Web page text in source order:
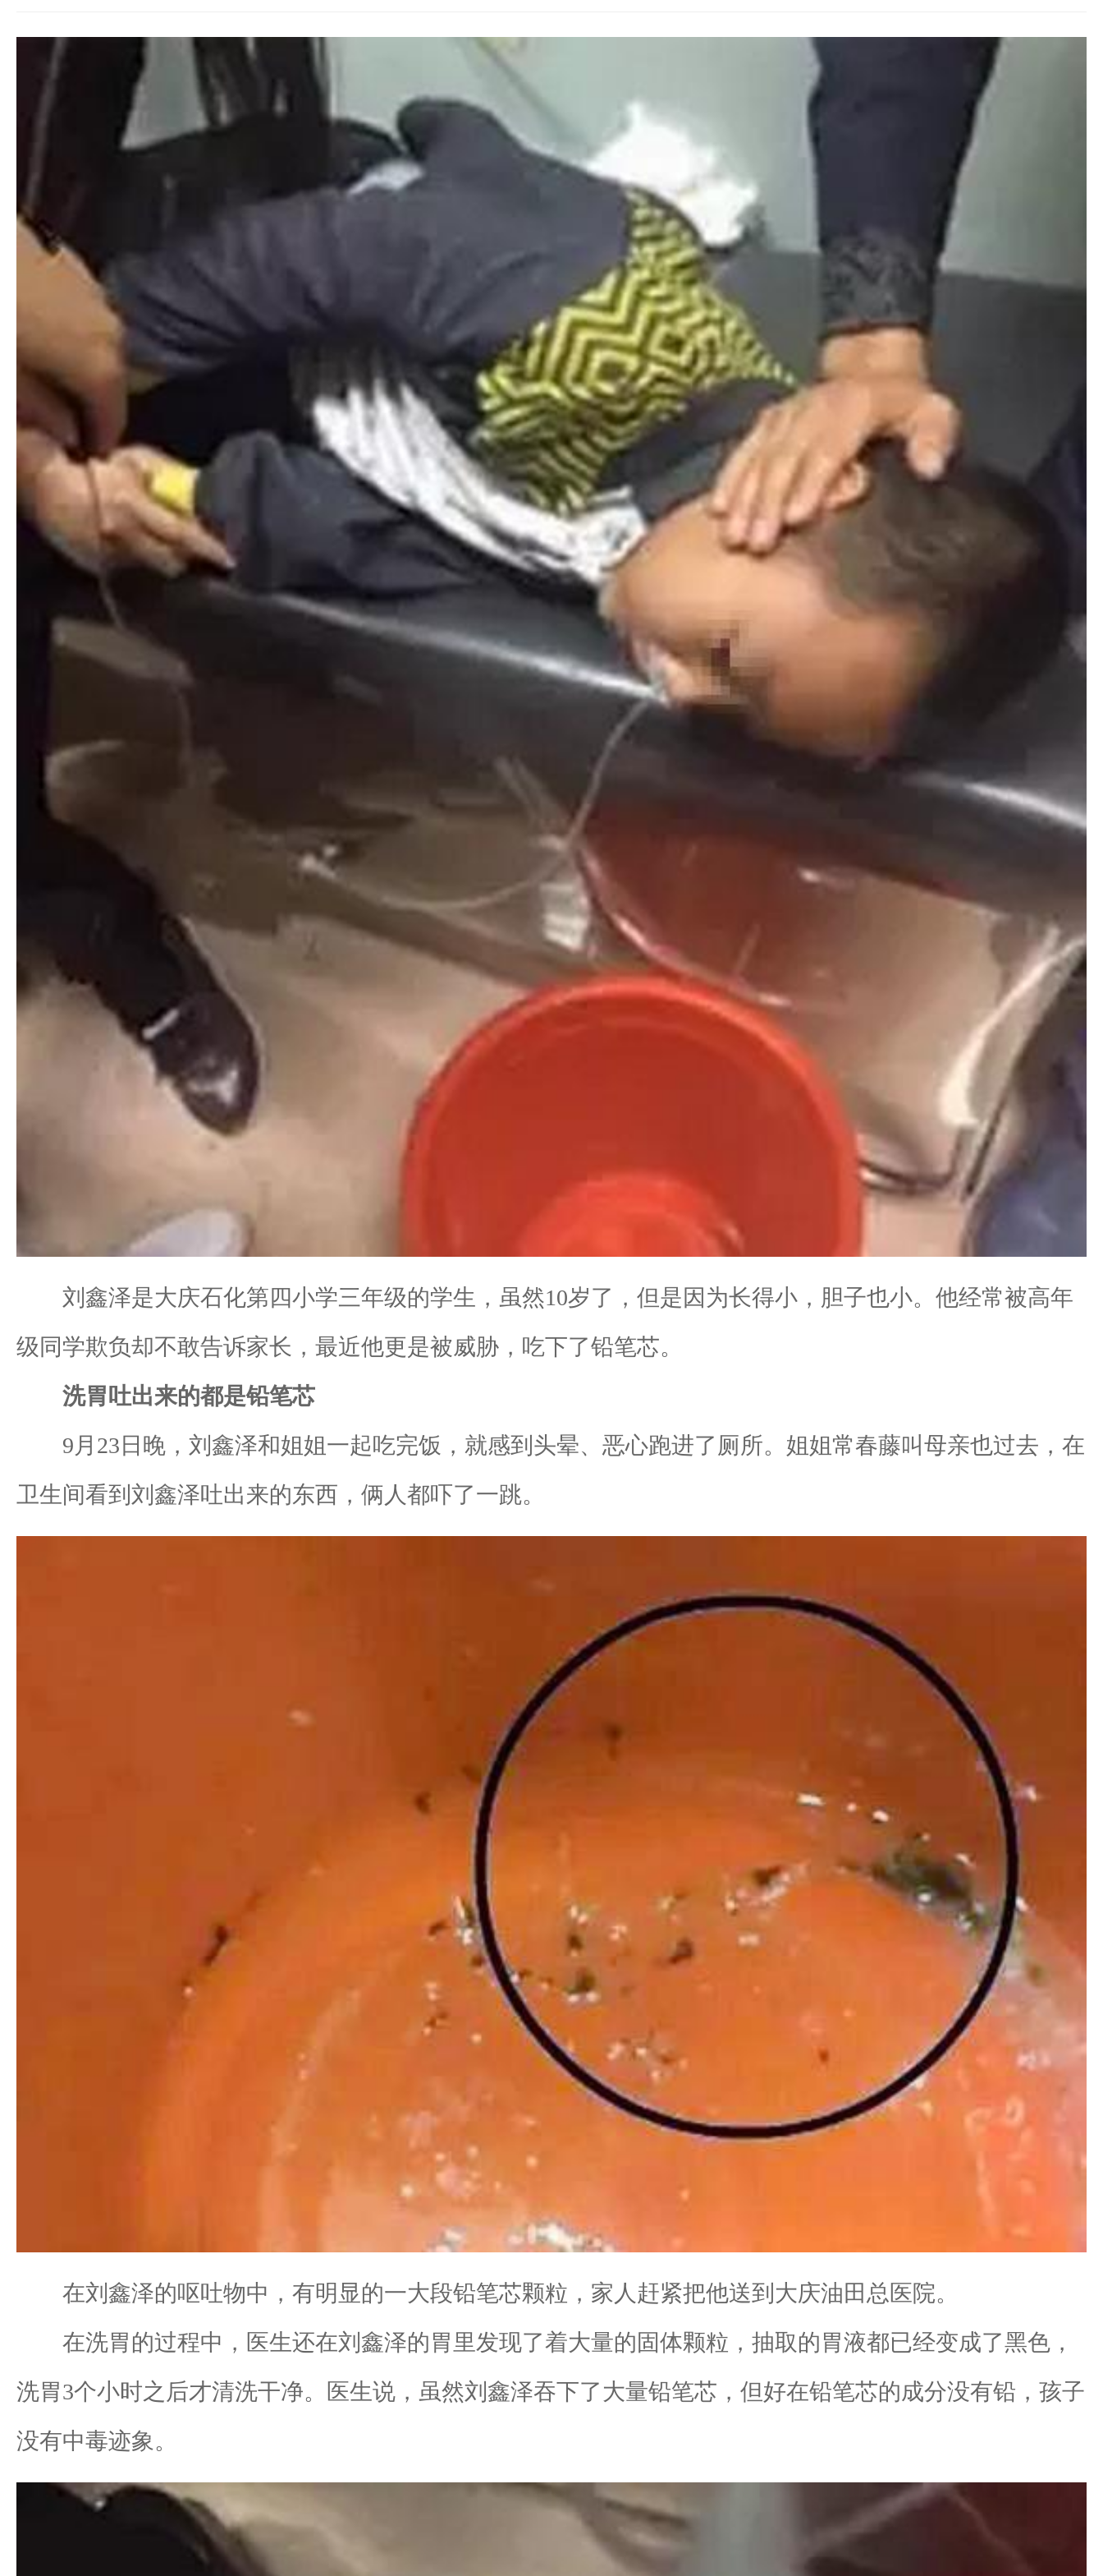
刘鑫泽是大庆石化第四小学三年级的学生，虽然10岁了，但是因为长得小，胆子也小。他经常被高年
级同学欺负却不敢告诉家长，最近他更是被威胁，吃下了铅笔芯。
洗胃吐出来的都是铅笔芯
9月23日晚，刘鑫泽和姐姐一起吃完饭，就感到头晕、恶心跑进了厕所。姐姐常春藤叫母亲也过去，在
卫生间看到刘鑫泽吐出来的东西，俩人都吓了一跳。
在刘鑫泽的呕吐物中，有明显的一大段铅笔芯颗粒，家人赶紧把他送到大庆油田总医院。
在洗胃的过程中，医生还在刘鑫泽的胃里发现了着大量的固体颗粒，抽取的胃液都已经变成了黑色，
洗胃3个小时之后才清洗干净。医生说，虽然刘鑫泽吞下了大量铅笔芯，但好在铅笔芯的成分没有铅，孩子
没有中毒迹象。